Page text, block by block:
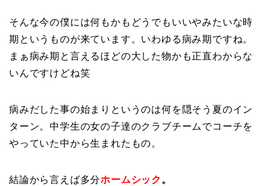
そんな今の僕には何もかもどうでもいいやみたいな時
期というものが来ています。いわゆる病み期ですね。
まぁ病み期と言えるほどの大した物かも正直わからな
いんですけどね笑
病みだした事の始まりというのは何を隠そう夏のイン
ターン。中学生の女の子達のクラブチームでコーチを
やっていた中から生まれたもの。
結論から言えば多分ホームシック 。